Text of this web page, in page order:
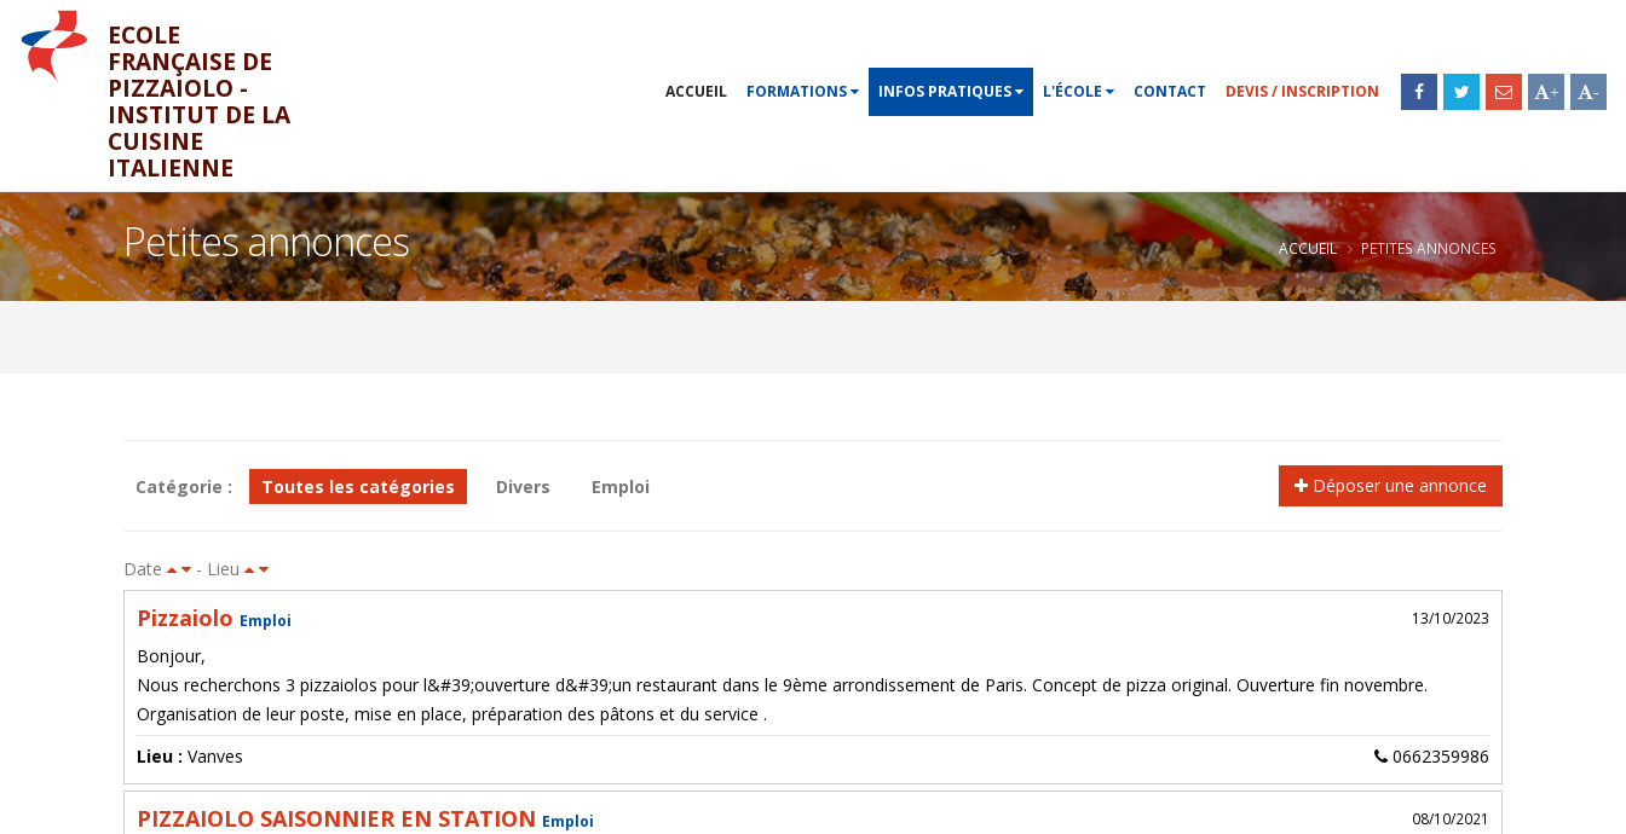
ECOLE
FRANÇAISE DE
PIZZAIOLO -
INSTITUT DE LA
CUISINE
ITALIENNE
+ -
ACCUEIL FORMATIONS INFOS PRATIQUES L'ÉCOLE CONTACT DEVIS / INSCRIPTION
Petites annonces ACCUEIL PETITES ANNONCES
Catégorie : Toutes les catégories Divers Emploi Déposer une annonce
Date - Lieu
Pizzaiolo Emploi 13/10/2023
Bonjour,
Nous recherchons 3 pizzaiolos pour l&#39;ouverture d&#39;un restaurant dans le 9ème arrondissement de Paris. Concept de pizza original. Ouverture fin novembre.
Organisation de leur poste, mise en place, préparation des pâtons et du service .
Lieu : Vanves 0662359986
PIZZAIOLO SAISONNIER EN STATION Emploi 08/10/2021